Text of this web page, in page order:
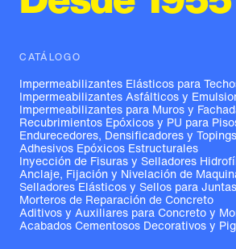
CATÁLOGO
Impermeabilizantes Elásticos para
Impermeabilizantes Asfálticos y
Impermeabilizantes para Muros y
Recubrimientos Epóxicos y PU para
Endurecedores, Densificadores y
Adhesivos Epóxicos Estructurales
Inyección de Fisuras y Selladores
Anclaje, Fijación y Nivelación de
Selladores Elásticos y Sellos para Juntas
Morteros de Reparación de Concreto
Aditivos y Auxiliares para Concreto y
Acabados Cementosos Decorativos y